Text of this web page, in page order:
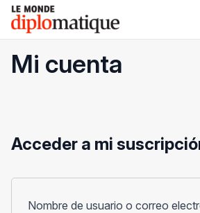
Skip
content
Le monde diplomatique
Mi cuenta
Acceder a mi
Nombre de usuario o correo